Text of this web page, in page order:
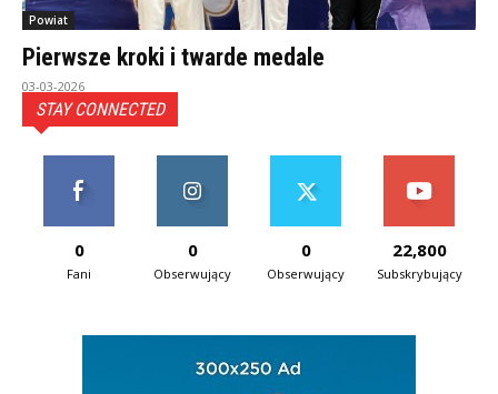
Powiat
Pierwsze kroki i twarde medale
03-03-2026
STAY CONNECTED
0
Fani
0
Obserwujący
0
Obserwujący
22,800
Subskrybujący